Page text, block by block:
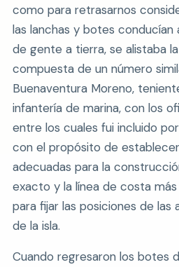
como para retrasarnos
las lanchas y botes conducían
de gente a tierra, se alistaba
compuesta de un número
Buenaventura Moreno,
infantería de marina, con los
entre los cuales fui incluido
con el propósito de
adecuadas para la
exacto y la línea de costa
para fijar las posiciones de las
de la isla.
Cuando regresaron los botes